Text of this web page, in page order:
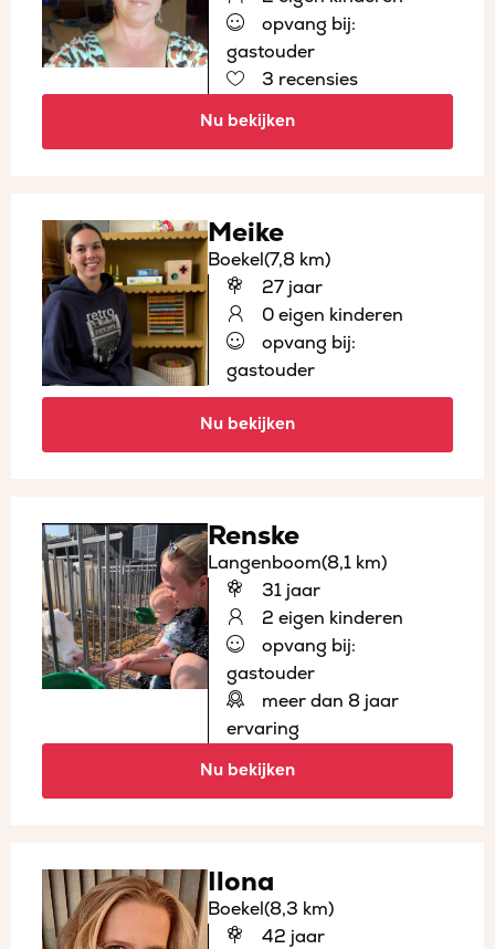
opvang bij:
gastouder
3 recensies
Nu bekijken
Meike
Boekel(7,8 km)
27 jaar
0 eigen kinderen
opvang bij:
gastouder
Nu bekijken
Renske
Langenboom(8,1 km)
31 jaar
2 eigen kinderen
opvang bij:
gastouder
meer dan 8 jaar
ervaring
Nu bekijken
Ilona
Boekel(8,3 km)
42 jaar